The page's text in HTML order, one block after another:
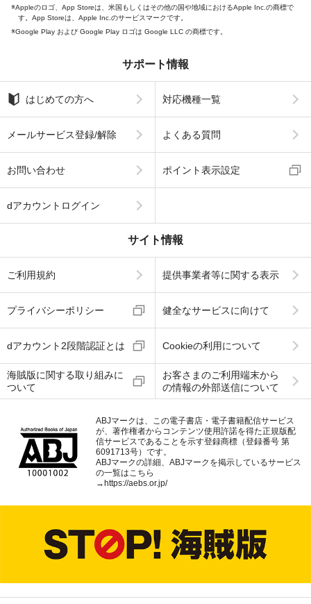
Appleのロゴ、App Storeは、米国もしくはその他の国や地域におけるApple Inc.の商標で
す。App Storeは、Apple Inc.のサービスマークです。
Google Play および Google Play ロゴは Google LLC の商標です。
サポート情報
はじめての方へ 対応機種一覧
メールサービス登録/解除 よくある質問
お問い合わせ ポイント表示設定
dアカウントログイン
サイト情報
ご利用規約 提供事業者等に関する表示
プライバシーポリシー 健全なサービスに向けて
dアカウント2段階認証とは Cookieの利用について
海賊版に関する取り組みに
ついて
お客さまのご利用端末から
の情報の外部送信について
ABJマークは、この電子書店・電子書籍配信サービス
が、著作権者からコンテンツ使用許諾を得た正規版配
信サービスであることを示す登録商標（登録番号 第
6091713号）です。
ABJマークの詳細、ABJマークを掲示しているサービス
の一覧はこちら
→https://aebs.or.jp/